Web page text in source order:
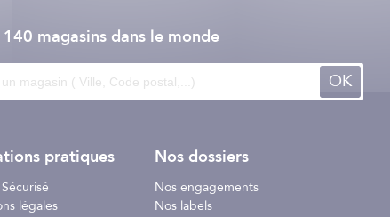
140 magasins dans le monde
OK
pratiques
légales
Nos dossiers
Nos engagements
Nos labels